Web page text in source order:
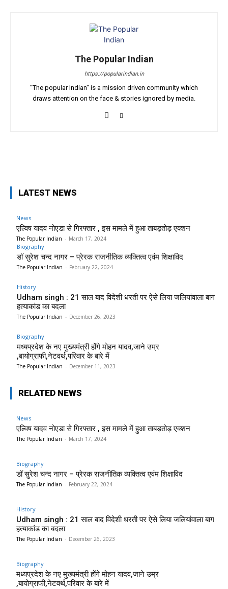
The Popular Indian
https://popularindian.in
"The popular Indian" is a mission driven community which
draws attention on the face & stories ignored by media.
LATEST NEWS
News
एल्विष यादव नोएडा से गिरफ्तार , इस मामले में हुआ ताबड़तोड़ एक्शन
The Popular Indian - March 17, 2024
Biography
डॉ सुरेश चन्द नागर – प्रेरक राजनीतिक व्यक्तित्व एवंम शिक्षाविद
The Popular Indian - February 22, 2024
History
Udham singh : 21 साल बाद विदेशी धरती पर ऐसे लिया जलियांवाला बाग
हत्याकांड का बदला
The Popular Indian - December 26, 2023
Biography
मध्यप्रदेश के नए मुख्यमंत्री होंगे मोहन यादव,जाने उम्र
,बायोग्राफी,नेटवर्थ,परिवार के बारे में
The Popular Indian - December 11, 2023
RELATED NEWS
News
एल्विष यादव नोएडा से गिरफ्तार , इस मामले में हुआ ताबड़तोड़ एक्शन
The Popular Indian - March 17, 2024
Biography
डॉ सुरेश चन्द नागर – प्रेरक राजनीतिक व्यक्तित्व एवंम शिक्षाविद
The Popular Indian - February 22, 2024
History
Udham singh : 21 साल बाद विदेशी धरती पर ऐसे लिया जलियांवाला बाग
हत्याकांड का बदला
The Popular Indian - December 26, 2023
Biography
मध्यप्रदेश के नए मुख्यमंत्री होंगे मोहन यादव,जाने उम्र
,बायोग्राफी,नेटवर्थ,परिवार के बारे में